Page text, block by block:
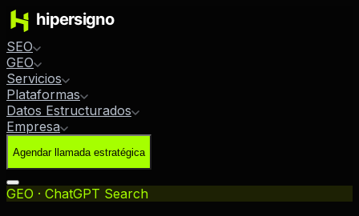
SEO
GEO
Servicios
Plataformas
Datos Estructurados
Empresa
Agendar llamada estratégica
GEO · ChatGPT Search